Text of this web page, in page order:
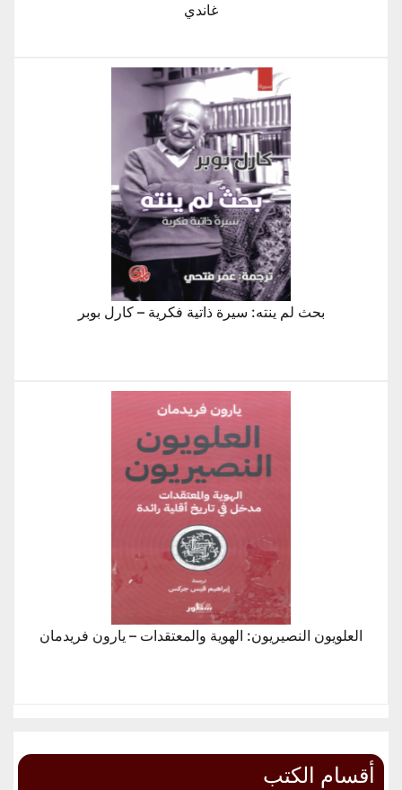
غاندي
بحث لم ينته: سيرة ذاتية فكرية – كارل بوبر
العلويون النصيريون: الهوية والمعتقدات – يارون فريدمان
أقسام الكتب